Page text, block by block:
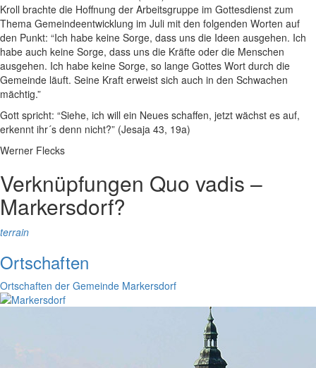
Kroll brachte die Hoffnung der Arbeitsgruppe im Gottesdienst zum
Thema Gemeindeentwicklung im Juli mit den folgenden Worten auf
den Punkt: “Ich habe keine Sorge, dass uns die Ideen ausgehen. Ich
habe auch keine Sorge, dass uns die Kräfte oder die Menschen
ausgehen. Ich habe keine Sorge, so lange Gottes Wort durch die
Gemeinde läuft. Seine Kraft erweist sich auch in den Schwachen
mächtig.”
Gott spricht: “Siehe, ich will ein Neues schaffen, jetzt wächst es auf,
erkennt ihr´s denn nicht?” (Jesaja 43, 19a)
Werner Flecks
Verknüpfungen Quo vadis –
Markersdorf?
terrain
Ortschaften
Ortschaften der Gemeinde Markersdorf